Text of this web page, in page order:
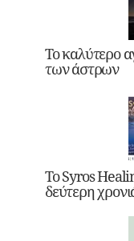
Το καλύτερο
των άστρων
Το Syros
δεύτερη